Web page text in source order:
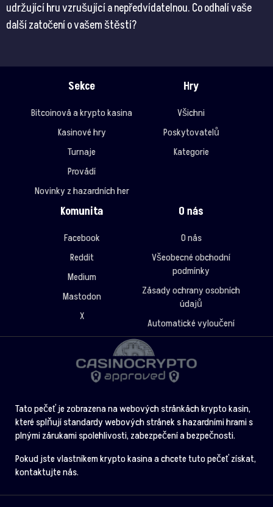
udržující hru vzrušující a nepředvídatelnou. Co odhalí vaše
další zatočení o vašem štěstí?
Sekce
Bitcoinová a krypto kasina
Kasinové hry
Turnaje
Provádí
Novinky z hazardních her
Hry
Všichni
Poskytovatelů
Kategorie
Komunita
Facebook
Reddit
Medium
Mastodon
X
O nás
O nás
Všeobecné obchodní
podmínky
Zásady ochrany osobních
údajů
Automatické vyloučení
Tato pečeť je zobrazena na webových stránkách krypto kasin,
které splňují standardy webových stránek s hazardními hrami s
plnými zárukami spolehlivosti, zabezpečení a bezpečnosti.
Pokud jste vlastníkem krypto kasina a chcete tuto pečeť získat,
kontaktujte nás.